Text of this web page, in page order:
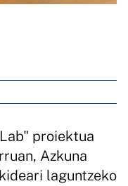
proiektua
Azkuna
laguntzeko